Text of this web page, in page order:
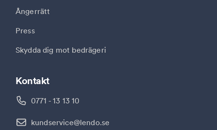
Kontakt
0771 - 13 13 10
kundservice@lendo.se
Ångerrätt
Press
Skydda dig mot bedrägeri